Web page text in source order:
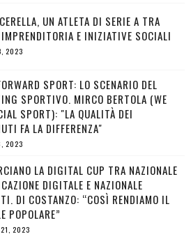
UN ATLETA DI SERIE A TRA
E INIZIATIVE SOCIALI
2023
SPORT: LO SCENARIO DEL
SPORTIVO. MIRCO BERTOLA (WE
SPORT): "LA QUALITÀ DEI
FA LA DIFFERENZA"
2023
LA DIGITAL CUP TRA NAZIONALE
DIGITALE E NAZIONALE
DI COSTANZO: “COSÌ RENDIAMO IL
POPOLARE”
21, 2023